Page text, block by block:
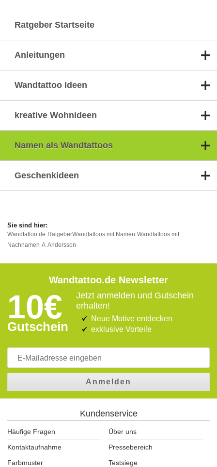
Ratgeber Startseite
Anleitungen
Wandtattoo Ideen
kreative Wohnideen
Namen als Wandtattoos
Geschenkideen
Wandtattoo.de RatgeberWandtattoos mit Namen Wandtattoos mit
Nachnamen A Andersson
Wandtattoo.de Newsletter
10€
Gutschein
Jetzt anmelden und Gutschein
erhalten!
Neue Motive entdecken
exklusive Vorteile
Anmelden
Kundenservice
Häufige Fragen
Über uns
Kontaktaufnahme
Pressebereich
Farbmuster
Testsiege